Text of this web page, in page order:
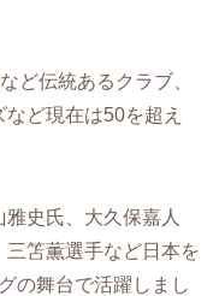
ど伝統あるクラブ、
ど現在は50を超え
史氏、大久保嘉人
笘薫選手など日本を
の舞台で活躍しまし